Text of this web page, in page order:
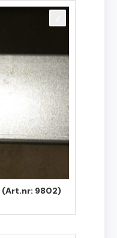
(Art.nr: 9802)